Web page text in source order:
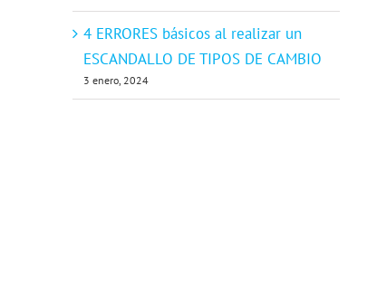
4 ERRORES básicos al realizar un
ESCANDALLO DE TIPOS DE CAMBIO
3 enero, 2024